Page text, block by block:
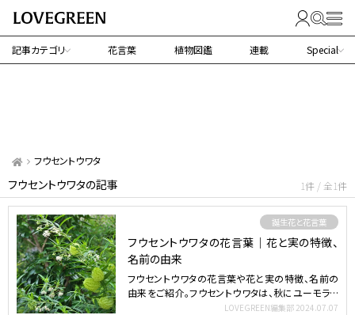
記事カテゴリ 花言葉 植物図鑑 連載 Special
フウセントウワタ
フウセントウワタの記事 1件 / 全1件
誕生花と花言葉
フウセントウワタの花言葉｜花と実の特徴、
名前の由来
フウセントウワタの花言葉や花と実の特徴、名前の
由来をご紹介。フウセントウワタは、秋にユーモラス
LOVEGREEN編集部 2024.07.07